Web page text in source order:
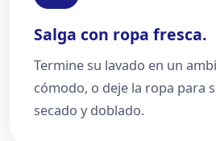
Salga con ropa fresca.
Termine su lavado en un
cómodo, o deje la ropa para
secado y doblado.